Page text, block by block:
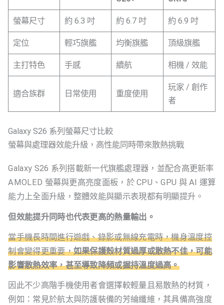
螢幕尺寸 約 6.3 吋 約 6.7 吋 約 6.9 吋
定位 輕巧旗艦 均衡旗艦 頂級旗艦
主打特色 手感 續航 相機 / 效能
適合族群 日常使用 重度使用
玩家 / 創作
者
Galaxy S26 系列螢幕尺寸比較
螢幕與處理器效能升級，高性能同時帶來散熱挑戰
Galaxy S26 系列搭載新一代旗艦處理器，並配合高更新率
AMOLED 螢幕與更高亮度面板，於 CPU、GPU 與 AI 運算
能力上全面升級，整體效能與顯示表現都有明顯提升。
但效能提升同時也代表更高的熱量輸出。
當手機長時間進行遊戲、錄影或無線充電時，機身溫度控
制會變得更重要，如果保護殼材質過厚或散熱不佳，可能
影響散熱效率，甚至導致降頻或握持溫度過高。
因此不少高階手機使用者會選擇較輕量且易散熱的材質，
例如：常見於航太與防護裝備的芳綸纖維，其具備高強度